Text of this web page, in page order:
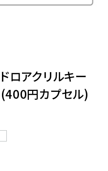
ロアクリルキー
円カプセル)